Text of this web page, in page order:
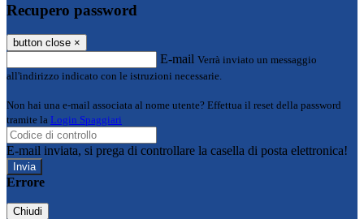
Recupero password
button close ×
E-mail Verrà inviato un messaggio
all'indirizzo indicato con le istruzioni necessarie.
Non hai una e-mail associata al nome utente? Effettua il reset della password
tramite la Login Spaggiari
E-mail inviata, si prega di controllare la casella di posta elettronica!
Errore
Chiudi